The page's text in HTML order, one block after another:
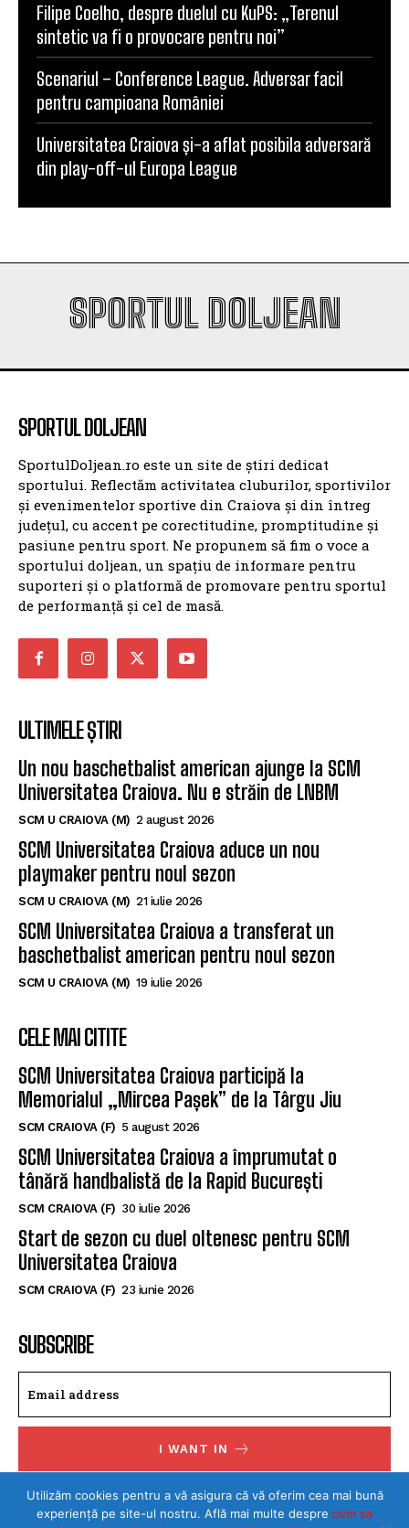
Filipe Coelho, despre duelul cu KuPS: „Terenul
sintetic va fi o provocare pentru noi”
Scenariul – Conference League. Adversar facil
pentru campioana României
Universitatea Craiova și-a aflat posibila adversară
din play-off-ul Europa League
SPORTUL DOLJEAN
SPORTUL DOLJEAN
SportulDoljean.ro este un site de știri dedicat
sportului. Reflectăm activitatea cluburilor, sportivilor
și evenimentelor sportive din Craiova și din întreg
județul, cu accent pe corectitudine, promptitudine și
pasiune pentru sport. Ne propunem să fim o voce a
sportului doljean, un spațiu de informare pentru
suporteri și o platformă de promovare pentru sportul
de performanță și cel de masă.
ULTIMELE ȘTIRI
Un nou baschetbalist american ajunge la SCM
Universitatea Craiova. Nu e străin de LNBM
SCM U CRAIOVA (M) 2 august 2026
SCM Universitatea Craiova aduce un nou
playmaker pentru noul sezon
SCM U CRAIOVA (M) 21 iulie 2026
SCM Universitatea Craiova a transferat un
baschetbalist american pentru noul sezon
SCM U CRAIOVA (M) 19 iulie 2026
CELE MAI CITITE
SCM Universitatea Craiova participă la
Memorialul „Mircea Pașek” de la Târgu Jiu
SCM CRAIOVA (F) 5 august 2026
SCM Universitatea Craiova a împrumutat o
tânără handbalistă de la Rapid București
SCM CRAIOVA (F) 30 iulie 2026
Start de sezon cu duel oltenesc pentru SCM
Universitatea Craiova
SCM CRAIOVA (F) 23 iunie 2026
SUBSCRIBE
I WANT IN
I've read and accept thePrivacy Policy.
Utilizăm cookies pentru a vă asigura că vă oferim cea mai bună
experiență pe site-ul nostru. Află mai multe despre cum sa